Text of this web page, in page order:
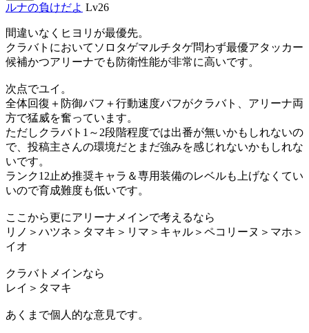
ルナの負けだよ Lv26
間違いなくヒヨリが最優先。
クラバトにおいてソロタゲマルチタゲ問わず最優アタッカー
候補かつアリーナでも防衛性能が非常に高いです。
次点でユイ。
全体回復＋防御バフ＋行動速度バフがクラバト、アリーナ両
方で猛威を奮っています。
ただしクラバト1～2段階程度では出番が無いかもしれないの
で、投稿主さんの環境だとまだ強みを感じれないかもしれな
いです。
ランク12止め推奨キャラ＆専用装備のレベルも上げなくてい
いので育成難度も低いです。
ここから更にアリーナメインで考えるなら
リノ＞ハツネ＞タマキ＞リマ＞キャル＞ペコリーヌ＞マホ＞
イオ
クラバトメインなら
レイ＞タマキ
あくまで個人的な意見です。